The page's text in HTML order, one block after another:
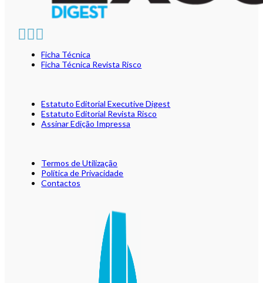
Ficha Técnica
Ficha Técnica Revista Risco
Estatuto Editorial Executive Digest
Estatuto Editorial Revista Risco
Assinar Edição Impressa
Termos de Utilização
Política de Privacidade
Contactos